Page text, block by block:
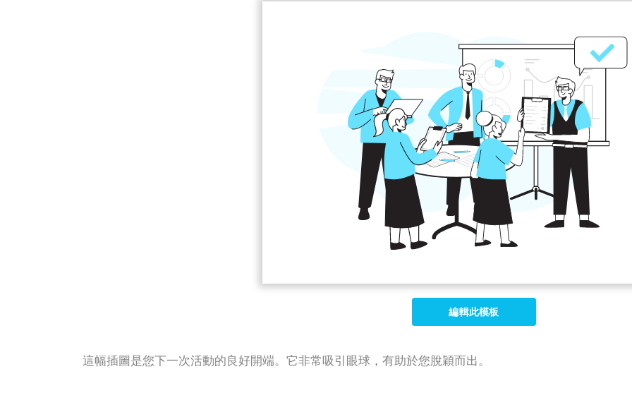
編輯此模板
這幅插圖是您下一次活動的良好開端。它非常吸引眼球，有助於您脫穎而出。